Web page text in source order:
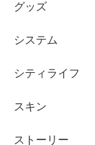
グッズ
システム
シティライフ
スキン
ストーリー